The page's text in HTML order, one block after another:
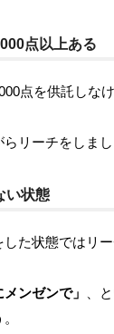
点以上ある
点を供託しな
リーチをしまし
い状態
た状態ではリ
ンゼンで」
、